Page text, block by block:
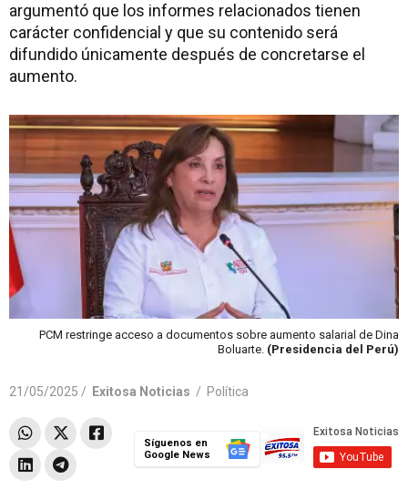
argumentó que los informes relacionados tienen
carácter confidencial y que su contenido será
difundido únicamente después de concretarse el
aumento.
PCM restringe acceso a documentos sobre aumento salarial de Dina
Boluarte. (Presidencia del Perú)
21/05/2025 / Exitosa Noticias / Política
Síguenos en
Google News